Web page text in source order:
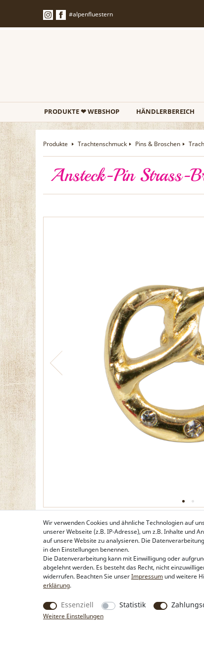
#alpenfluestern
PRODUKTE ❤ WEBSHOP HÄNDLERBEREICH
Produkte Trachtenschmuck Pins & Broschen
Ansteck-Pin Strass-
Wir verwenden Cookies und ähnliche Technologien auf
unserer Webseite (z.B. IP-Adresse), um z.B. Inhalte und
auf unsere Website zu analysieren. Die
in den Einstellungen benennen.
Die Datenverarbeitung kann mit Einwilligung oder
abgelehnt werden. Es besteht das Recht, nicht
widerrufen. Beachten Sie unserImpressum und weitere
erklärung.
Essenziell Statistik
Weitere Einstellungen